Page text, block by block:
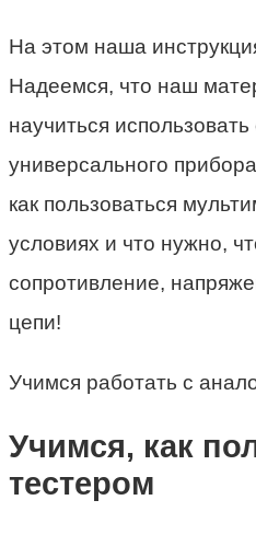
На этом наша
Надеемся, что наш
научиться
универсального
как пользоваться
условиях и что нужно,
сопротивление,
цепи!
Учимся работать с
Учимся, как
тестером